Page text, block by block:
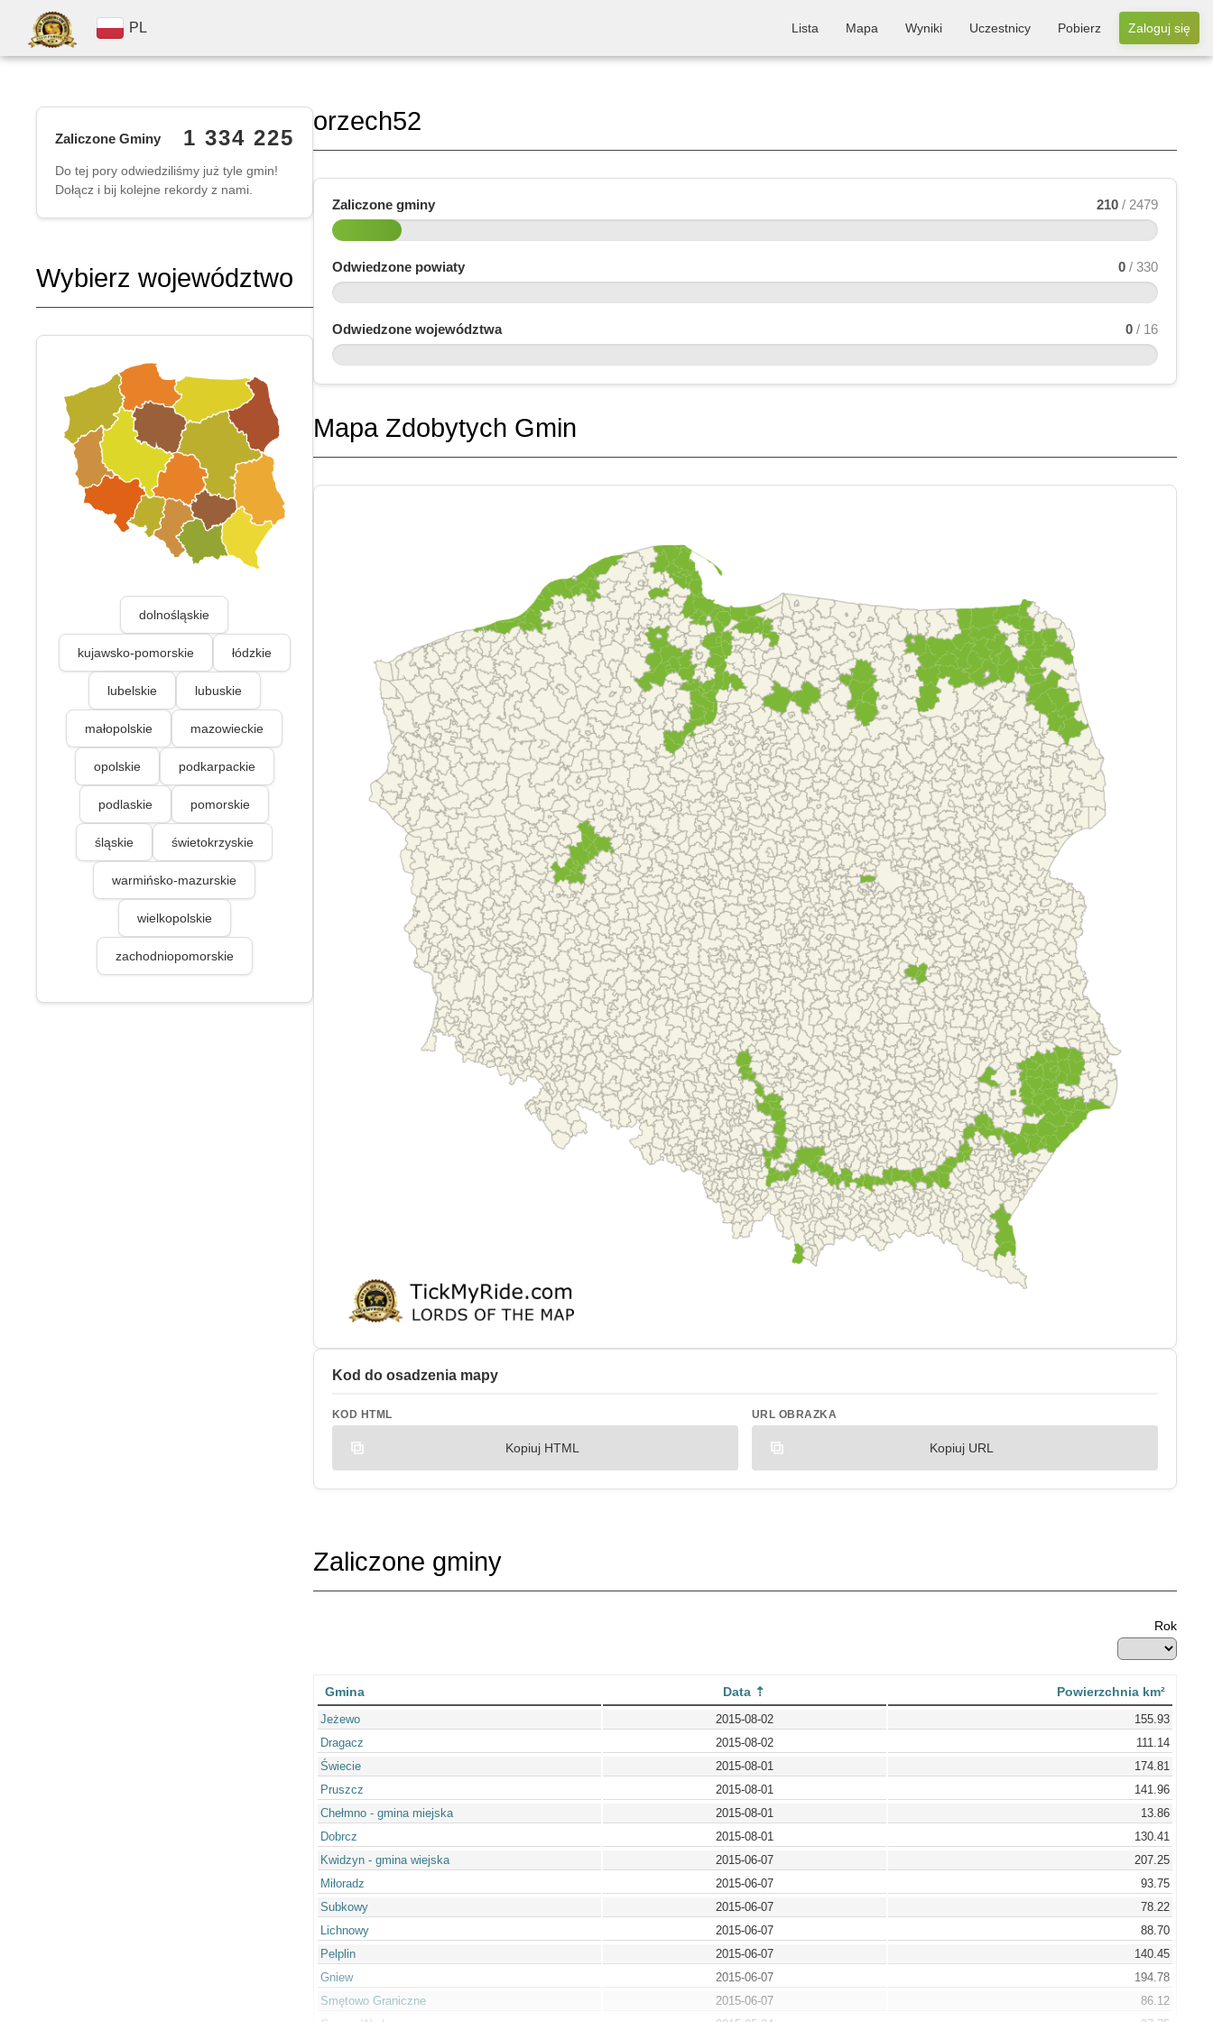
PL Lista Mapa Wyniki Uczestnicy Pobierz Zaloguj się
Zaliczone Gminy 1 334 225
Do tej pory odwiedziliśmy już tyle gmin!
Dołącz i bij kolejne rekordy z nami.
Wybierz województwo
dolnośląskie
kujawsko-pomorskie łódzkie
lubelskie lubuskie
małopolskie mazowieckie
opolskie podkarpackie
podlaskie pomorskie
śląskie świetokrzyskie
warmińsko-mazurskie
wielkopolskie
zachodniopomorskie
orzech52
Zaliczone gminy 210 / 2479
Odwiedzone powiaty 0 / 330
Odwiedzone województwa 0 / 16
Mapa Zdobytych Gmin
Kod do osadzenia mapy
KOD HTML
Kopiuj HTML
URL OBRAZKA
Kopiuj URL
Zaliczone gminy
Rok
Gmina Data Powierzchnia km²
Jeżewo 2015-08-02
155.93
Dragacz
2015-08-02
111.14
Świecie
2015-08-01
174.81
Pruszcz
2015-08-01
141.96
Chełmno - gmina miejska
2015-08-01
13.86
Dobrcz
2015-08-01
130.41
Kwidzyn - gmina wiejska
2015-06-07
207.25
Miłoradz
2015-06-07
93.75
Subkowy
2015-06-07
78.22
Lichnowy
2015-06-07
88.70
Pelplin
2015-06-07
140.45
Gniew
2015-06-07
194.78
Smętowo Graniczne
2015-06-07
86.12